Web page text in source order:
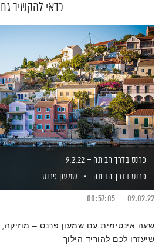
כדאי להקשיב
פרנס בדרך הביתה – 9.2.22
פרנס בדרך הביתה
שמעון פרנס
09.02.22
00:57:05
שעה אינטימית עם שמעון פרנס – מוזיקה,
שיעזרו לכם להוריד הילוך